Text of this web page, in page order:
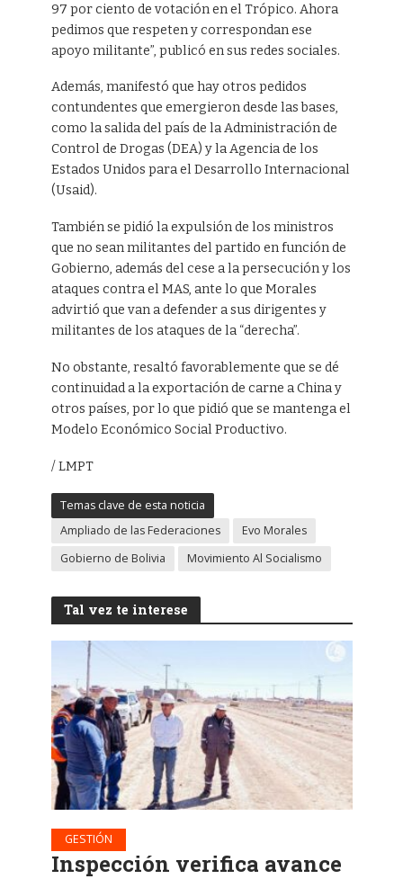
97 por ciento de votación en el Trópico. Ahora
pedimos que respeten y correspondan ese
apoyo militante”, publicó en sus redes sociales.
Además, manifestó que hay otros pedidos
contundentes que emergieron desde las bases,
como la salida del país de la Administración de
Control de Drogas (DEA) y la Agencia de los
Estados Unidos para el Desarrollo Internacional
(Usaid).
También se pidió la expulsión de los ministros
que no sean militantes del partido en función de
Gobierno, además del cese a la persecución y los
ataques contra el MAS, ante lo que Morales
advirtió que van a defender a sus dirigentes y
militantes de los ataques de la “derecha”.
No obstante, resaltó favorablemente que se dé
continuidad a la exportación de carne a China y
otros países, por lo que pidió que se mantenga el
Modelo Económico Social Productivo.
/ LMPT
Temas clave de esta noticia
Ampliado de las Federaciones
Evo Morales
Gobierno de Bolivia
Movimiento Al Socialismo
Tal vez te interese
GESTIÓN
Inspección verifica avance